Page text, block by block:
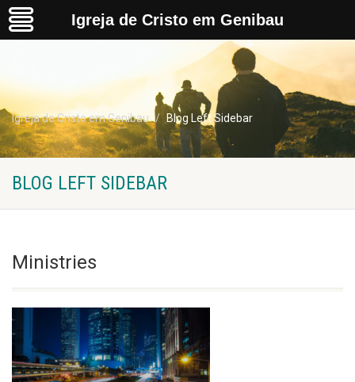
Igreja de Cristo em Genibau Blog Left Sidebar
BLOG LEFT SIDEBAR
Ministries
Igreja de Cristo em Genibau